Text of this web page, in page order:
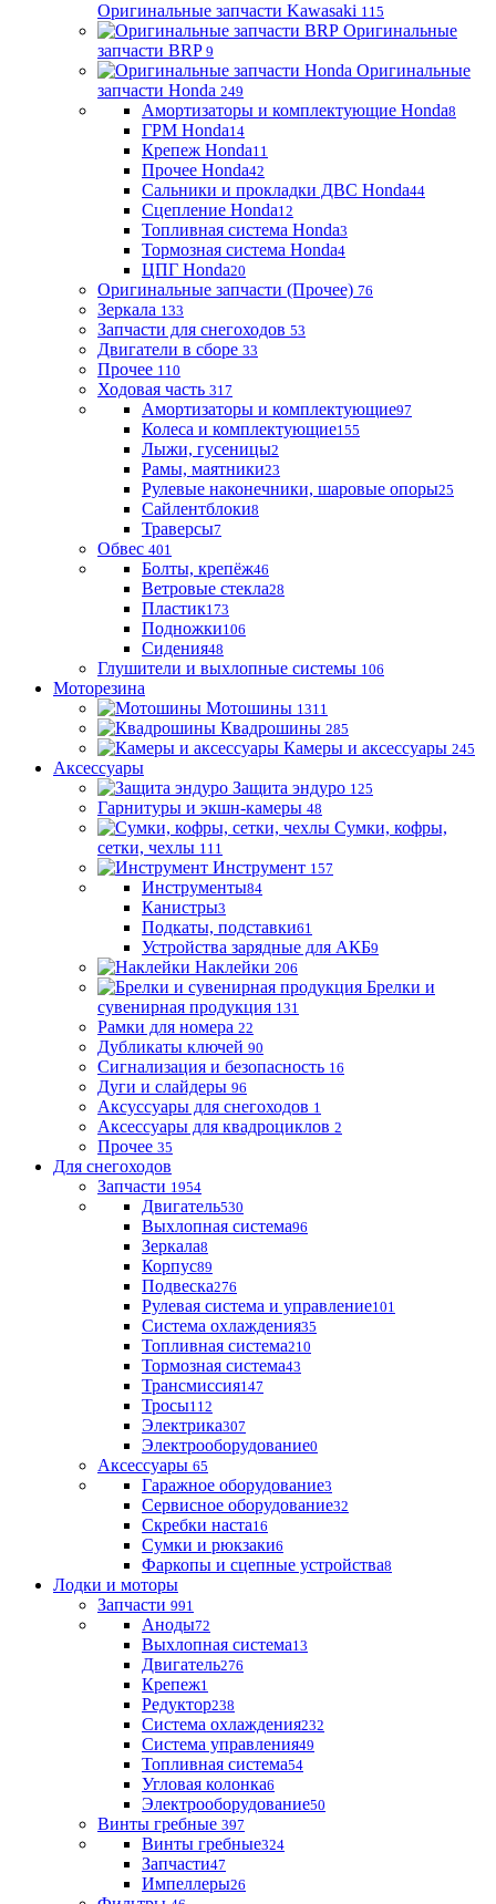
Оригинальные запчасти Kawasaki 115
Оригинальные
запчасти BRP 9
Оригинальные
запчасти Honda 249
Амортизаторы и комплектующие Honda8
ГРМ Honda14
Крепеж Honda11
Прочее Honda42
Сальники и прокладки ДВС Honda44
Сцепление Honda12
Топливная система Honda3
Тормозная система Honda4
ЦПГ Honda20
Оригинальные запчасти (Прочее) 76
Зеркала 133
Запчасти для снегоходов 53
Двигатели в сборе 33
Прочее 110
Ходовая часть 317
Амортизаторы и комплектующие97
Колеса и комплектующие155
Лыжи, гусеницы2
Рамы, маятники23
Рулевые наконечники, шаровые опоры25
Сайлентблоки8
Траверсы7
Обвес 401
Болты, крепёж46
Ветровые стекла28
Пластик173
Подножки106
Сидения48
Глушители и выхлопные системы 106
Моторезина
Мотошины 1311
Квадрошины 285
Камеры и аксессуары 245
Аксессуары
Защита эндуро 125
Гарнитуры и экшн-камеры 48
Сумки, кофры,
сетки, чехлы 111
Инструмент 157
Инструменты84
Канистры3
Подкаты, подставки61
Устройства зарядные для АКБ9
Наклейки 206
Брелки и
сувенирная продукция 131
Рамки для номера 22
Дубликаты ключей 90
Сигнализация и безопасность 16
Дуги и слайдеры 96
Аксуссуары для снегоходов 1
Аксессуары для квадроциклов 2
Прочее 35
Для снегоходов
Запчасти 1954
Двигатель530
Выхлопная система96
Зеркала8
Корпус89
Подвеска276
Рулевая система и управление101
Система охлаждения35
Топливная система210
Тормозная система43
Трансмиссия147
Тросы112
Электрика307
Электрооборудование0
Аксессуары 65
Гаражное оборудование3
Сервисное оборудование32
Скребки наста16
Сумки и рюкзаки6
Фаркопы и сцепные устройства8
Лодки и моторы
Запчасти 991
Аноды72
Выхлопная система13
Двигатель276
Крепеж1
Редуктор238
Система охлаждения232
Система управления49
Топливная система54
Угловая колонка6
Электрооборудование50
Винты гребные 397
Винты гребные324
Запчасти47
Импеллеры26